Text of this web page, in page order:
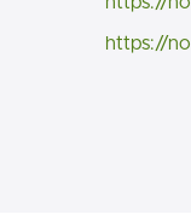
https://